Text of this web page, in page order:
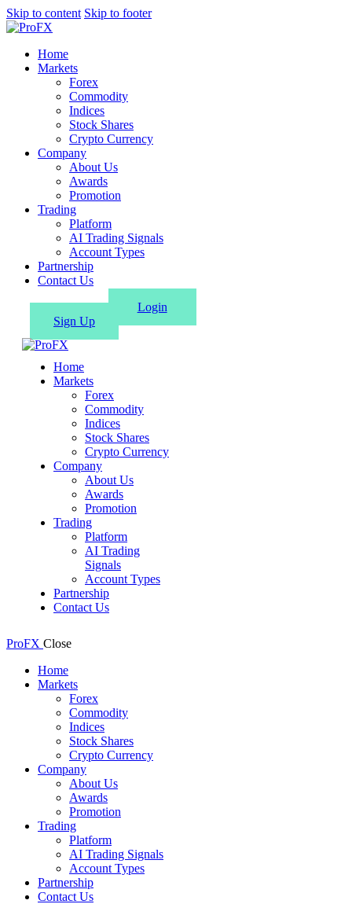
Skip to content Skip to footer
Home
Markets
Forex
Commodity
Indices
Stock Shares
Crypto Currency
Company
About Us
Awards
Promotion
Trading
Platform
AI Trading Signals
Account Types
Partnership
Contact Us
Login
Sign Up
Home
Markets
Forex
Commodity
Indices
Stock Shares
Crypto Currency
Company
About Us
Awards
Promotion
Trading
Platform
AI Trading
Signals
Account Types
Partnership
Contact Us
ProFX Close
Home
Markets
Forex
Commodity
Indices
Stock Shares
Crypto Currency
Company
About Us
Awards
Promotion
Trading
Platform
AI Trading Signals
Account Types
Partnership
Contact Us